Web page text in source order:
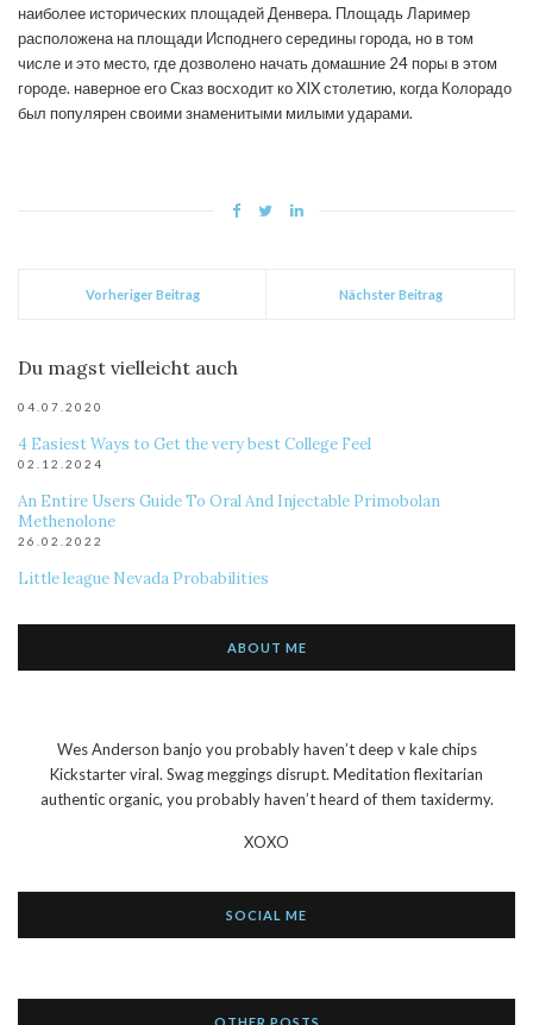
наиболее исторических площадей Денвера. Площадь Лаример
расположена на площади Исподнего середины города, но в том
числе и это место, где дозволено начать домашние 24 поры в этом
городе. наверное его Сказ восходит ко XIX столетию, когда Колорадо
был популярен своими знаменитыми милыми ударами.
Vorheriger Beitrag Nächster Beitrag
Du magst vielleicht auch
04.07.2020
4 Easiest Ways to Get the very best College Feel
02.12.2024
An Entire Users Guide To Oral And Injectable Primobolan
Methenolone
26.02.2022
Little league Nevada Probabilities
ABOUT ME
Wes Anderson banjo you probably haven’t deep v kale chips
Kickstarter viral. Swag meggings disrupt. Meditation flexitarian
authentic organic, you probably haven’t heard of them taxidermy.
XOXO
SOCIAL ME